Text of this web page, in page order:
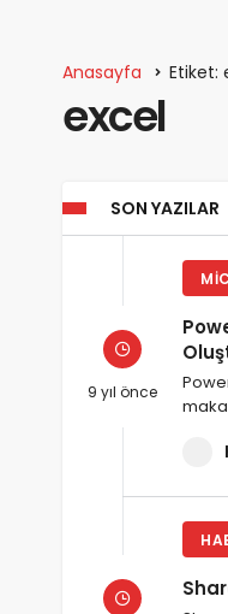
Anasayfa Etiket:
excel
SON YAZILAR
9 yıl önce